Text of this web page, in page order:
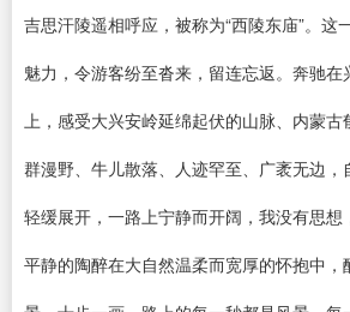
吉思汗陵遥相呼应，被称为“西陵东庙”。这
魅力，令游客纷至沓来，留连忘返。奔驰
上，感受大兴安岭延绵起伏的山脉、内蒙
群漫野、牛儿散落、人迹罕至、广袤无边
轻缓展开，一路上宁静而开阔，我没有思想
平静的陶醉在大自然温柔而宽厚的怀抱中